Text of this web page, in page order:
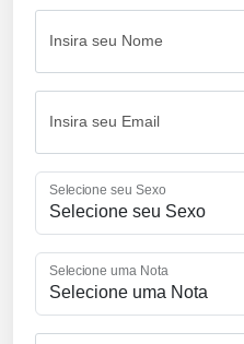
Insira seu Nome
Insira seu Email
Selecione seu Sexo
Selecione uma Nota